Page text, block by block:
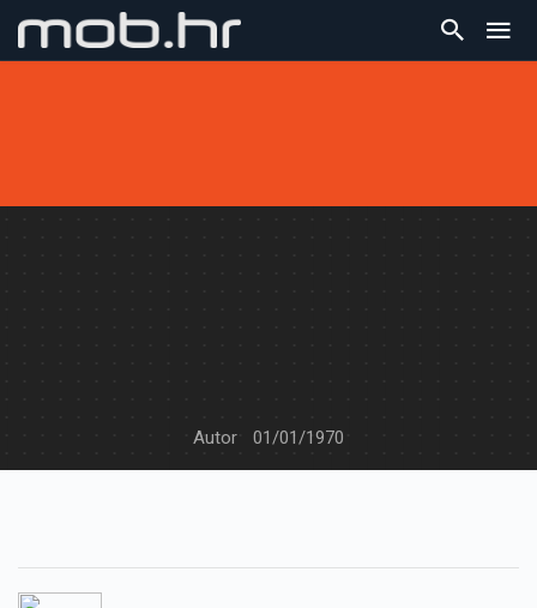
Autor 01/01/1970